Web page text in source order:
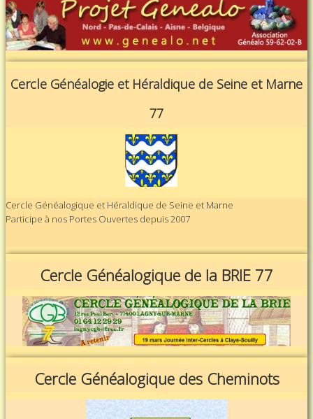
Cercle Généalogie et Héraldique de Seine et Marne
77
Cercle Généalogique et Héraldique de Seine et Marne
Participe à nos Portes Ouvertes depuis 2007
Cercle Généalogique de la BRIE 77
Cercle Généalogique des Cheminots